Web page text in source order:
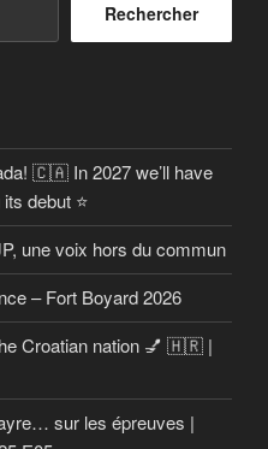
Rechercher
🇨🇦 In 2027 we’ll have
debut ⭐
une voix hors du commun
– Fort Boyard 2026
Croatian nation 💅 🇭🇷 |
sur les épreuves |